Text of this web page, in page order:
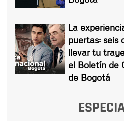
La
puertas: seis
llevar tu
el Boletín de
de Bogotá